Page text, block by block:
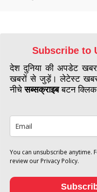
Subscribe to
देश दुनिया की अपडेट
खबरों से जुड़ें। लेटेस्ट
नीचेसब्सक्राइबबटन
You can unsubscribe anytime.
review our Privacy Policy.